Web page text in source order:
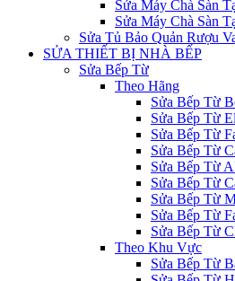
Sửa Máy Chà Sàn
Sửa Máy Chà Sàn
Sửa Tủ Bảo Quản Rượu
SỬA THIẾT BỊ NHÀ BẾP
Sửa Bếp Từ
Theo Hãng
Sửa Bếp Từ
Sửa Bếp Từ
Sửa Bếp Từ
Sửa Bếp Từ
Sửa Bếp Từ
Sửa Bếp Từ
Sửa Bếp Từ
Sửa Bếp Từ
Sửa Bếp Từ
Theo Khu Vực
Sửa Bếp Từ